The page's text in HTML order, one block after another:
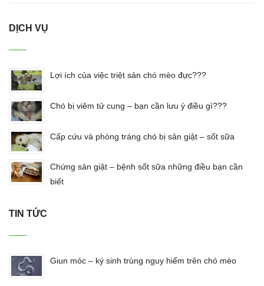
DỊCH VỤ
Lợi ích của việc triệt sản chó mèo đực???
Chó bị viêm tử cung – bạn cần lưu ý điều gì???
Cấp cứu và phòng tráng chó bị sản giật – sốt sữa
Chứng sản giật – bệnh sốt sữa những điều bạn cần
biết
TIN TỨC
Giun móc – ký sinh trùng nguy hiểm trên chó mèo